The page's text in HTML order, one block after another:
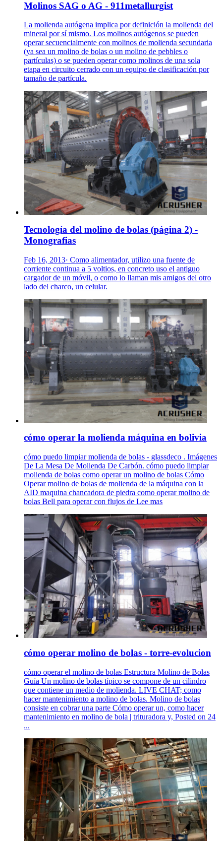
Molinos SAG o AG - 911metallurgist
La molienda autógena implica por definición la molienda del
mineral por sí mismo. Los molinos autógenos se pueden
operar secuencialmente con molinos de molienda secundaria
(ya sea un molino de bolas o un molino de pebbles o
partículas) o se pueden operar como molinos de una sola
etapa en circuito cerrado con un equipo de clasificación por
tamaño de partícula.
Tecnología del molino de bolas (página 2) -
Monografias
Feb 16, 2013· Como alimentador, utilizo una fuente de
corriente continua a 5 voltios, en concreto uso el antiguo
cargador de un móvil, o como lo llaman mis amigos del otro
lado del charco, un celular.
cómo operar la molienda máquina en bolivia
cómo puedo limpiar molienda de bolas - glassdeco . Imágenes
De La Mesa De Molienda De Carbón. cómo puedo limpiar
molienda de bolas como operar un molino de bolas Cómo
Operar molino de bolas de molienda de la máquina con la
AID maquina chancadora de piedra como operar molino de
bolas Bell para operar con flujos de Lee mas
cómo operar molino de bolas - torre-evolucion
cómo operar el molino de bolas Estructura Molino de Bolas
Guía Un molino de bolas típico se compone de un cilindro
que contiene un medio de molienda. LIVE CHAT; como
hacer mantenimiento a molino de bolas. Molino de bolas
consiste en cobrar una parte Cómo operar un, como hacer
mantenimiento en molino de bola | trituradora y, Posted on 24
...